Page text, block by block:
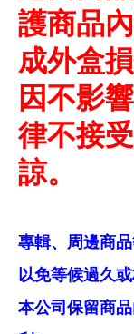
護商品
成外盒
因不影
律不接
諒。
專輯、周邊商
以免等候過久
本公司保留商